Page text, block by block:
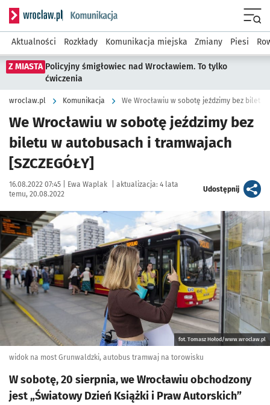
Serwis informacyjny wroclaw.pl podserwis: Komunikacja
Aktualności Rozkłady Komunikacja miejska Zmiany Piesi
Z MIASTA Policyjny śmigłowiec nad Wrocławiem. To tylko
ćwiczenia
wroclaw.pl Komunikacja
We Wrocławiu w sobotę jeździmy bez
biletu w autobusach i tramwajach
[SZCZEGÓŁY]
Data publikacji:
16.08.2022 07:45 | Autor:
Ewa Waplak aktualizacja: 4 lata
temu, 20.08.2022
Udostępnijartykuł
Kliknij, aby powiększyć
fot. Tomasz Hołod/www.wroclaw.pl
widok na most Grunwaldzki, autobus tramwaj na torowisku
W sobotę, 20 sierpnia, we Wrocławiu obchodzony
jest „Światowy Dzień Książki i Praw Autorskich”